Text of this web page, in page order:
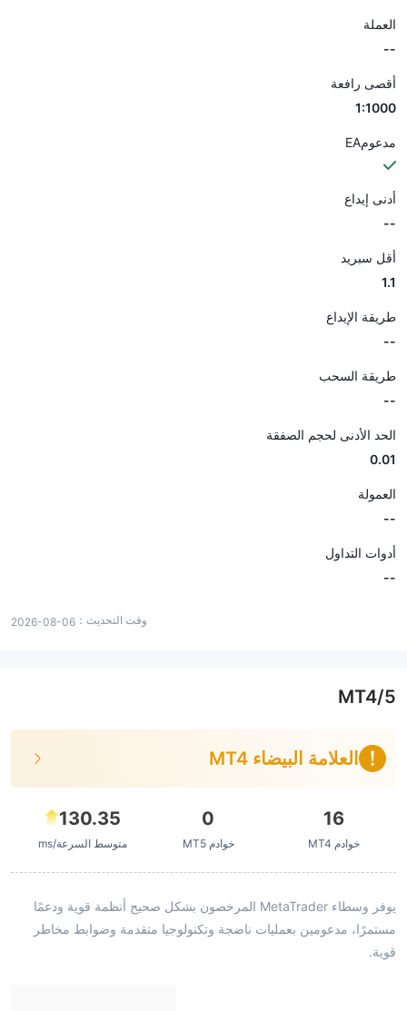
العملة
--
أقصى رافعة
1:1000
مدعومEA
أدنى إيداع
--
أقل سبريد
1.1
طريقة الإيداع
--
طريقة السحب
--
الحد الأدنى لحجم الصفقة
0.01
العمولة
--
أدوات التداول
--
وقت التحديث： 2026-08-06
MT4/5
العلامة البيضاء MT4
16
خوادم MT4
0
خوادم MT5
130.35
متوسط السرعة/ms
يوفر وسطاء MetaTrader المرخصون بشكل صحيح أنظمة قوية ودعمًا
مستمرًا، مدعومين بعمليات ناضجة وتكنولوجيا متقدمة وضوابط مخاطر
قوية.